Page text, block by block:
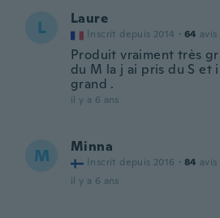
L Laure
Inscrit depuis 2014 · 64 avis
Produit vraiment très
du M la j ai pris du S et
grand .
il y a 6 ans
M Minna
Inscrit depuis 2016 · 84 avis
il y a 6 ans